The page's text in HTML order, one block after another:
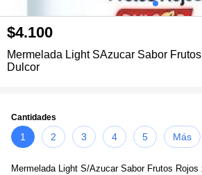
$4.100
Mermelada Light SAzucar Sabor
Dulcor
Cantidades
1 2 3 4 5 Más
Mermelada Light S/Azucar Sabor Frutos